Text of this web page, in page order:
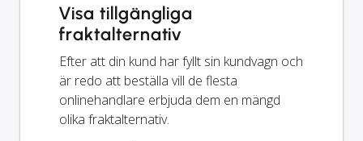
Visa tillgängliga
fraktalternativ
Efter att din kund har fyllt sin kundvagn och
är redo att beställa vill de flesta
onlinehandlare erbjuda dem en mängd
olika fraktalternativ.